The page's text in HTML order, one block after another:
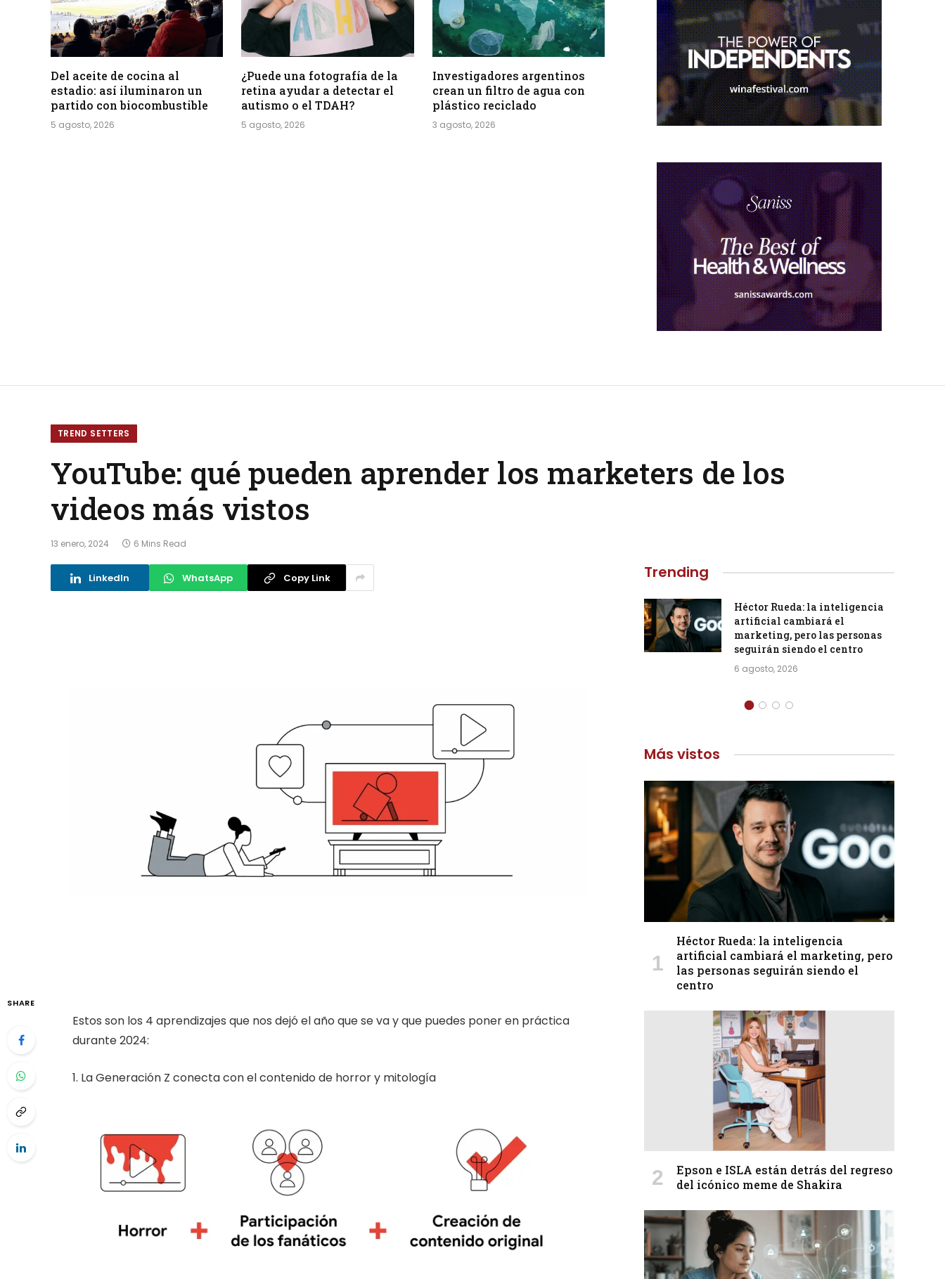
Del aceite de cocina al
estadio: así iluminaron un
partido con biocombustible
5 agosto, 2026
¿Puede una fotografía de la
retina ayudar a detectar el
autismo o el TDAH?
5 agosto, 2026
Investigadores argentinos
crean un filtro de agua con
plástico reciclado
3 agosto, 2026
TREND SETTERS
YouTube: qué pueden aprender los marketers de los
videos más vistos
13 enero, 2024 6 Mins Read
LinkedIn WhatsApp Copy Link
SHARE
Estos son los 4 aprendizajes que nos dejó el año que se va y que puedes poner en práctica
durante 2024:
1. La Generación Z conecta con el contenido de horror y mitología
Trending
Héctor Rueda: la inteligencia
artificial cambiará el
marketing, pero las personas
seguirán siendo el centro
6 agosto, 2026
Más vistos
Héctor Rueda: la inteligencia
artificial cambiará el marketing, pero
las personas seguirán siendo el
centro
Epson e ISLA están detrás del regreso
del icónico meme de Shakira